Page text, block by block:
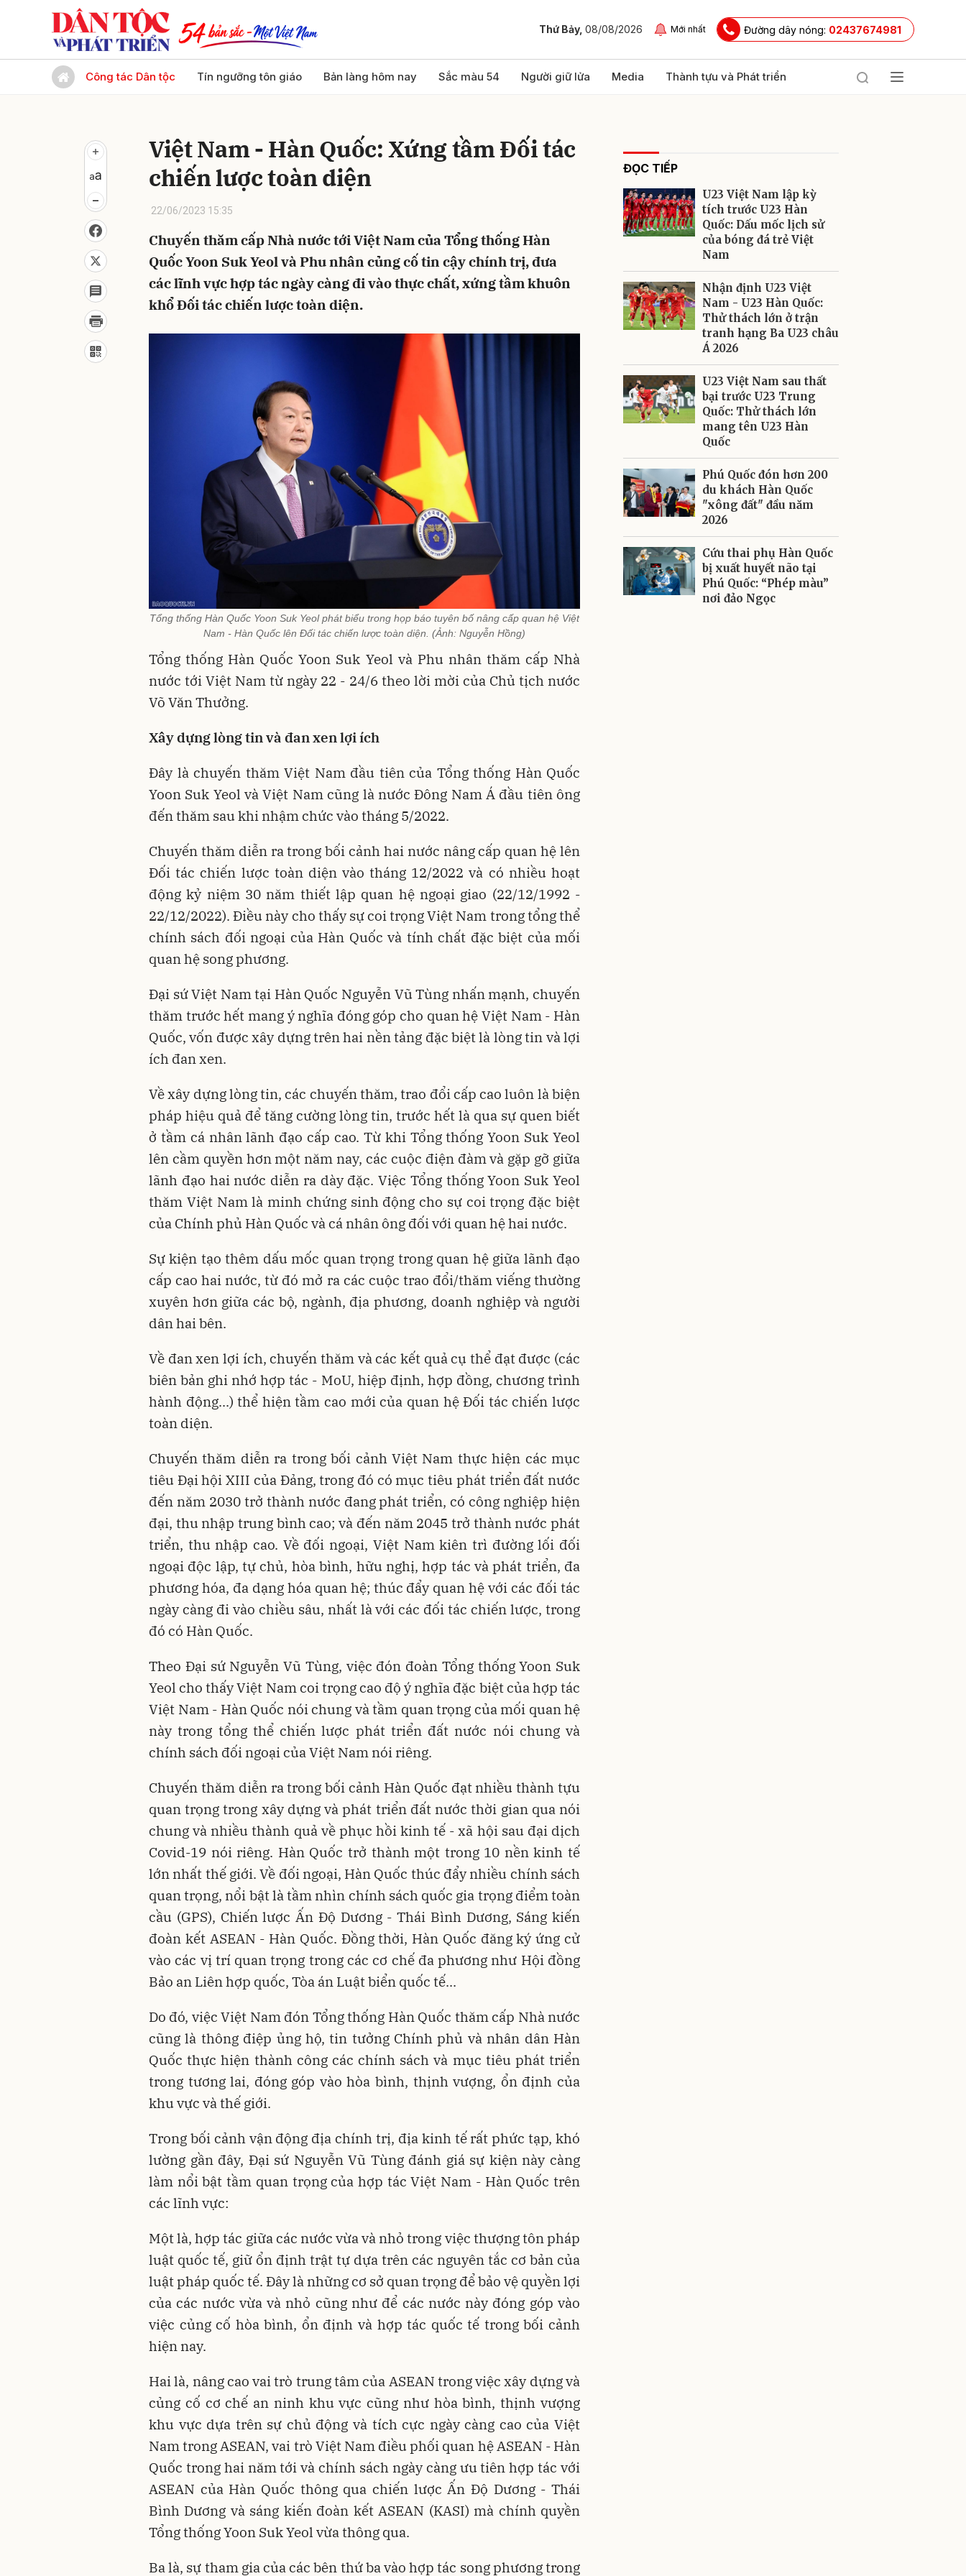
Thứ Bảy, 08/08/2026 Mới nhất Đường dây nóng: 02437674981
Công tác Dân tộc Tín ngưỡng tôn giáo Bản làng hôm nay Sắc màu 54 Người giữ lửa Media Thành tựu và Phát triển
Việt Nam - Hàn Quốc: Xứng tầm Đối tác
chiến lược toàn diện
22/06/2023 15:35
Chuyến thăm cấp Nhà nước tới Việt Nam của Tổng thống Hàn
Quốc Yoon Suk Yeol và Phu nhân củng cố tin cậy chính trị, đưa
các lĩnh vực hợp tác ngày càng đi vào thực chất, xứng tầm khuôn
khổ Đối tác chiến lược toàn diện.
Tổng thống Hàn Quốc Yoon Suk Yeol phát biểu trong họp báo tuyên bố nâng cấp quan hệ Việt
Nam - Hàn Quốc lên Đối tác chiến lược toàn diện. (Ảnh: Nguyễn Hồng)
Tổng thống Hàn Quốc Yoon Suk Yeol và Phu nhân thăm cấp Nhà
nước tới Việt Nam từ ngày 22 - 24/6 theo lời mời của Chủ tịch nước
Võ Văn Thưởng.
Xây dựng lòng tin và đan xen lợi ích
Đây là chuyến thăm Việt Nam đầu tiên của Tổng thống Hàn Quốc
Yoon Suk Yeol và Việt Nam cũng là nước Đông Nam Á đầu tiên ông
đến thăm sau khi nhậm chức vào tháng 5/2022.
Chuyến thăm diễn ra trong bối cảnh hai nước nâng cấp quan hệ lên
Đối tác chiến lược toàn diện vào tháng 12/2022 và có nhiều hoạt
động kỷ niệm 30 năm thiết lập quan hệ ngoại giao (22/12/1992 -
22/12/2022). Điều này cho thấy sự coi trọng Việt Nam trong tổng thể
chính sách đối ngoại của Hàn Quốc và tính chất đặc biệt của mối
quan hệ song phương.
Đại sứ Việt Nam tại Hàn Quốc Nguyễn Vũ Tùng nhấn mạnh, chuyến
thăm trước hết mang ý nghĩa đóng góp cho quan hệ Việt Nam - Hàn
Quốc, vốn được xây dựng trên hai nền tảng đặc biệt là lòng tin và lợi
ích đan xen.
Về xây dựng lòng tin, các chuyến thăm, trao đổi cấp cao luôn là biện
pháp hiệu quả để tăng cường lòng tin, trước hết là qua sự quen biết
ở tầm cá nhân lãnh đạo cấp cao. Từ khi Tổng thống Yoon Suk Yeol
lên cầm quyền hơn một năm nay, các cuộc điện đàm và gặp gỡ giữa
lãnh đạo hai nước diễn ra dày đặc. Việc Tổng thống Yoon Suk Yeol
thăm Việt Nam là minh chứng sinh động cho sự coi trọng đặc biệt
của Chính phủ Hàn Quốc và cá nhân ông đối với quan hệ hai nước.
Sự kiện tạo thêm dấu mốc quan trọng trong quan hệ giữa lãnh đạo
cấp cao hai nước, từ đó mở ra các cuộc trao đổi/thăm viếng thường
xuyên hơn giữa các bộ, ngành, địa phương, doanh nghiệp và người
dân hai bên.
Về đan xen lợi ích, chuyến thăm và các kết quả cụ thể đạt được (các
biên bản ghi nhớ hợp tác - MoU, hiệp định, hợp đồng, chương trình
hành động...) thể hiện tầm cao mới của quan hệ Đối tác chiến lược
toàn diện.
Chuyến thăm diễn ra trong bối cảnh Việt Nam thực hiện các mục
tiêu Đại hội XIII của Đảng, trong đó có mục tiêu phát triển đất nước
đến năm 2030 trở thành nước đang phát triển, có công nghiệp hiện
đại, thu nhập trung bình cao; và đến năm 2045 trở thành nước phát
triển, thu nhập cao. Về đối ngoại, Việt Nam kiên trì đường lối đối
ngoại độc lập, tự chủ, hòa bình, hữu nghị, hợp tác và phát triển, đa
phương hóa, đa dạng hóa quan hệ; thúc đẩy quan hệ với các đối tác
ngày càng đi vào chiều sâu, nhất là với các đối tác chiến lược, trong
đó có Hàn Quốc.
Theo Đại sứ Nguyễn Vũ Tùng, việc đón đoàn Tổng thống Yoon Suk
Yeol cho thấy Việt Nam coi trọng cao độ ý nghĩa đặc biệt của hợp tác
Việt Nam - Hàn Quốc nói chung và tầm quan trọng của mối quan hệ
này trong tổng thể chiến lược phát triển đất nước nói chung và
chính sách đối ngoại của Việt Nam nói riêng.
Chuyến thăm diễn ra trong bối cảnh Hàn Quốc đạt nhiều thành tựu
quan trọng trong xây dựng và phát triển đất nước thời gian qua nói
chung và nhiều thành quả về phục hồi kinh tế - xã hội sau đại dịch
Covid-19 nói riêng. Hàn Quốc trở thành một trong 10 nền kinh tế
lớn nhất thế giới. Về đối ngoại, Hàn Quốc thúc đẩy nhiều chính sách
quan trọng, nổi bật là tầm nhìn chính sách quốc gia trọng điểm toàn
cầu (GPS), Chiến lược Ấn Độ Dương - Thái Bình Dương, Sáng kiến
đoàn kết ASEAN - Hàn Quốc. Đồng thời, Hàn Quốc đăng ký ứng cử
vào các vị trí quan trọng trong các cơ chế đa phương như Hội đồng
Bảo an Liên hợp quốc, Tòa án Luật biển quốc tế...
Do đó, việc Việt Nam đón Tổng thống Hàn Quốc thăm cấp Nhà nước
cũng là thông điệp ủng hộ, tin tưởng Chính phủ và nhân dân Hàn
Quốc thực hiện thành công các chính sách và mục tiêu phát triển
trong tương lai, đóng góp vào hòa bình, thịnh vượng, ổn định của
khu vực và thế giới.
Trong bối cảnh vận động địa chính trị, địa kinh tế rất phức tạp, khó
lường gần đây, Đại sứ Nguyễn Vũ Tùng đánh giá sự kiện này càng
làm nổi bật tầm quan trọng của hợp tác Việt Nam - Hàn Quốc trên
các lĩnh vực:
Một là, hợp tác giữa các nước vừa và nhỏ trong việc thượng tôn pháp
luật quốc tế, giữ ổn định trật tự dựa trên các nguyên tắc cơ bản của
luật pháp quốc tế. Đây là những cơ sở quan trọng để bảo vệ quyền lợi
của các nước vừa và nhỏ cũng như để các nước này đóng góp vào
việc củng cố hòa bình, ổn định và hợp tác quốc tế trong bối cảnh
hiện nay.
Hai là, nâng cao vai trò trung tâm của ASEAN trong việc xây dựng và
củng cố cơ chế an ninh khu vực cũng như hòa bình, thịnh vượng
khu vực dựa trên sự chủ động và tích cực ngày càng cao của Việt
Nam trong ASEAN, vai trò Việt Nam điều phối quan hệ ASEAN - Hàn
Quốc trong hai năm tới và chính sách ngày càng ưu tiên hợp tác với
ASEAN của Hàn Quốc thông qua chiến lược Ấn Độ Dương - Thái
Bình Dương và sáng kiến đoàn kết ASEAN (KASI) mà chính quyền
Tổng thống Yoon Suk Yeol vừa thông qua.
Ba là, sự tham gia của các bên thứ ba vào hợp tác song phương trong
ĐỌC TIẾP
U23 Việt Nam lập kỳ
tích trước U23 Hàn
Quốc: Dấu mốc lịch sử
của bóng đá trẻ Việt
Nam
Nhận định U23 Việt
Nam - U23 Hàn Quốc:
Thử thách lớn ở trận
tranh hạng Ba U23 châu
Á 2026
U23 Việt Nam sau thất
bại trước U23 Trung
Quốc: Thử thách lớn
mang tên U23 Hàn
Quốc
Phú Quốc đón hơn 200
du khách Hàn Quốc
"xông đất" đầu năm
2026
Cứu thai phụ Hàn Quốc
bị xuất huyết não tại
Phú Quốc: “Phép màu”
nơi đảo Ngọc
Gửi bình luận
Gửi